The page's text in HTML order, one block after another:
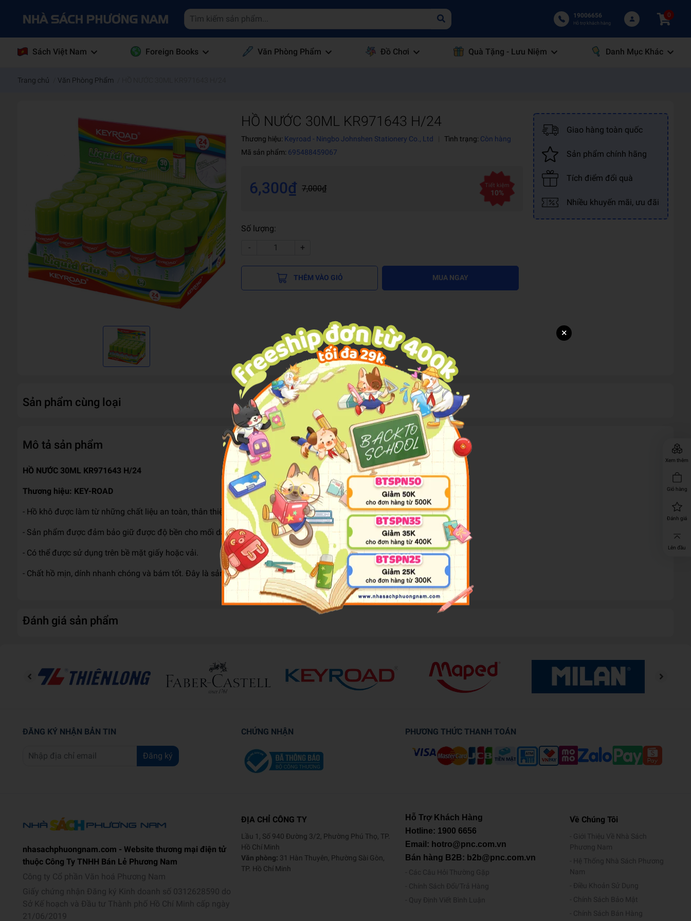
19006656
Hỗ trợ khách hàng
0
Sách Việt Nam Foreign Books Văn Phòng Phẩm Đồ Chơi Quà Tặng - Lưu Niệm Danh Mục Khác
Xem thêm
Giỏ hàng
Đánh giá
Lên đầu
Trang chủ Văn Phòng Phẩm
HỒ NƯỚC 30ML KR971643 H/24
Thương hiệu: Keyroad - Ningbo Johnshen Stationery Co., Ltd Tình trạng: Còn hàng
Mã sản phẩm: 695488459067
6,300₫ 7,000₫ Tiết kiệm
10%
Số lượng:
-
+
THÊM VÀO GIỎ MUA NGAY
Giao hàng toàn quốc
Sản phẩm chính hãng
Tích điểm đổi quà
Nhiều khuyến mãi, ưu đãi
Sản phẩm cùng loại
Mô tả sản phẩm
HỒ NƯỚC 30ML KR971643 H/24
Thương hiệu: KEY-ROAD
- Hồ khô được làm từ những chất liệu an toàn, thân thiện với môi trường.
- Sản phẩm được đảm bảo giữ được độ bền cho mối dán qua thời gian lâu dài.
- Có thể được sử dụng trên bề mặt giấy hoặc vải.
- Chất hồ mịn, dính nhanh chóng và bám tốt. Đây là sản phẩm phù hợp với những người có yêu cầu khắt khe về chất lượng.
Đánh giá sản phẩm
ĐĂNG KÝ NHẬN BẢN TIN
Đăng ký
CHỨNG NHẬN PHƯƠNG THỨC THANH TOÁN
nhasachphuongnam.com - Website thương mại điện tử
thuộc Công Ty TNHH Bán Lẻ Phương Nam
Công ty Cổ phần Văn hoá Phương Nam
Giấy chứng nhận Đăng ký Kinh doanh số 0312628590 do
Sở Kế hoạch và Đầu tư Thành phố Hồ Chí Minh cấp ngày
21/06/2019
ĐỊA CHỈ CÔNG TY
Lầu 1, Số 940 Đường 3/2, Phường Phú Thọ, TP.
Hồ Chí Minh
Văn phòng: 31 Hàn Thuyên, Phường Sài Gòn,
TP. Hồ Chí Minh
Hỗ Trợ Khách Hàng
Hotline: 1900 6656
Email: hotro@pnc.com.vn
Bán hàng B2B: b2b@pnc.com.vn
Các Câu Hỏi Thường Gặp
Chính Sách Đổi/Trả Hàng
Quy Định Viết Bình Luận
Về Chúng Tôi
Giới Thiệu Về Nhà Sách
Phương Nam
Hệ Thống Nhà Sách Phương
Nam
Điều Khoản Sử Dụng
Chính Sách Bảo Mật
Chính Sách Bán Hàng
×